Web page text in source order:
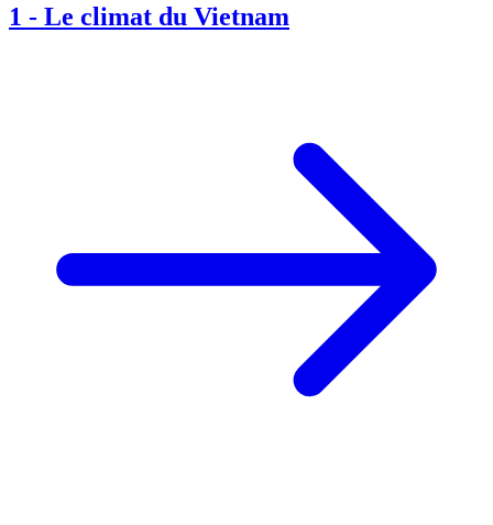
1 - Le climat du Vietnam